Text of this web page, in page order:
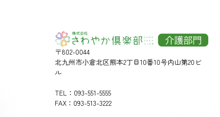
〒802-0044
北九州市小倉北区熊本2丁目10番10号内山第20ビ
ル
TEL：093-551-5555
FAX：093-513-3222